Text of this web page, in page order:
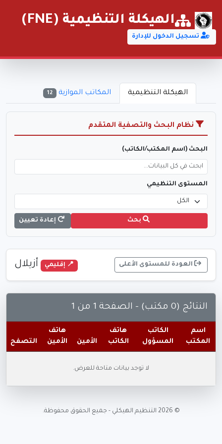
الهيكلة التنظيمية (FNE)
تسجيل الدخول للإدارة
الهيكلة التنظيمية المكاتب الموازية 12
نظام البحث والتصفية المتقدم
البحث (اسم المكتب/الكاتب)
المستوى التنظيمي
بحث إعادة تعيين
العودة للمستوى الأعلى 📍 إقليمي أزيلال
النتائج (0 مكتب) - الصفحة 1 من 1
اسم
المكتب
الكاتب
المسؤول
هاتف
الكاتب
الأمين
هاتف
الأمين
التصفح
لا توجد بيانات متاحة للعرض.
© 2026 التنظيم الهيكلي - جميع الحقوق محفوظة.